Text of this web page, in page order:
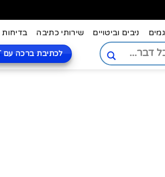
ניבים וביטויים שירותי כתיבה בדיחות
לכתיבת ברכה עם CHAT GPT